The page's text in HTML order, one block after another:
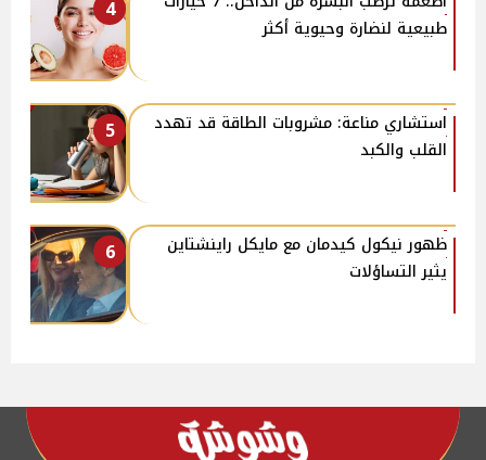
4
طبيعية لنضارة وحيوية أكثر
5
استشاري مناعة: مشروبات الطاقة قد تهدد
القلب والكبد
6
ظهور نيكول كيدمان مع مايكل راينشتاين
يثير التساؤلات